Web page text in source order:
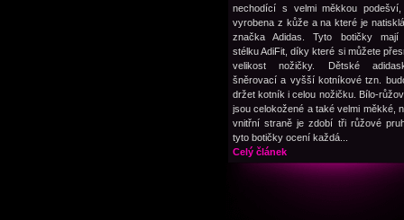
nechodící s velmi měkkou
vyrobena z kůže a na které je
značka Adidas. Tyto botičky mají
stélku AdiFit, díky které si můžete
velikost nožičky. Dětské
šněrovací a vyšší kotníkové tzn.
držet kotník i celou nožičku. Bílo-
jsou celokožené a také velmi měkké,
vnitřní straně je zdobí tři růžové
tyto botičky ocení každá...
Celý článek